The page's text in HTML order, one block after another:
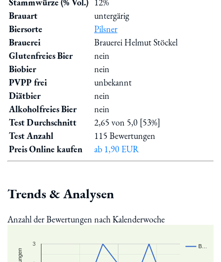
Stammwürze (% Vol.) 12%
Brauart
untergärig
Biersorte
Pilsner
Brauerei
Brauerei Helmut Stöckel
Glutenfreies Bier
nein
Biobier
nein
PVPP frei
unbekannt
Diätbier
nein
Alkoholfreies Bier
nein
Test Durchschnitt
2,65 von 5,0 [53%]
Test Anzahl
115 Bewertungen
Preis Online kaufen
ab 1,90 EUR
Trends & Analysen
Anzahl der Bewertungen nach Kalenderwoche
B…
3